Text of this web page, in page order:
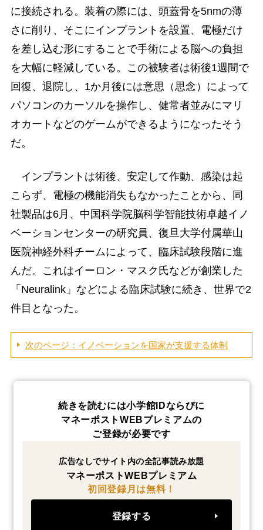
に接続される。装着の際には、頭蓋骨を5nmの薄
さに削り、そこにインプラントを設置、電極だけ
を差し込む形にすることで手術による脳への負担
を大幅に軽減している。この被験者は術後1週間で
回復、退院し、1か月後には意思（思念）によって
パソコンのカーソルを操作し、健常者並みにマリ
オカートなどのゲームができるようになったそう
だ。
インプラントは術後、安定して作動、感染は起
こらず、電極の機能消失もなかったことから、同
社製品は6月、中国科学院脳科学智能技術卓越イノ
ベーションセンターの研究員、復旦大学付属華山
医院神経外科チームによって、臨床試験段階に進
んだ。これはイーロン・マスク氏などが創業した
「Neuralink」などによる臨床試験に続き、世界で2
件目となった。
次のページ：イノベーションを国家が支援する体制
続きを読むには小学館IDならびに
マネーポストWEBプレミアムの
ご登録が必要です
広告なしでサイト内の全記事読み放題
マネーポストWEBプレミアム
初回登録月は無料！
登録する